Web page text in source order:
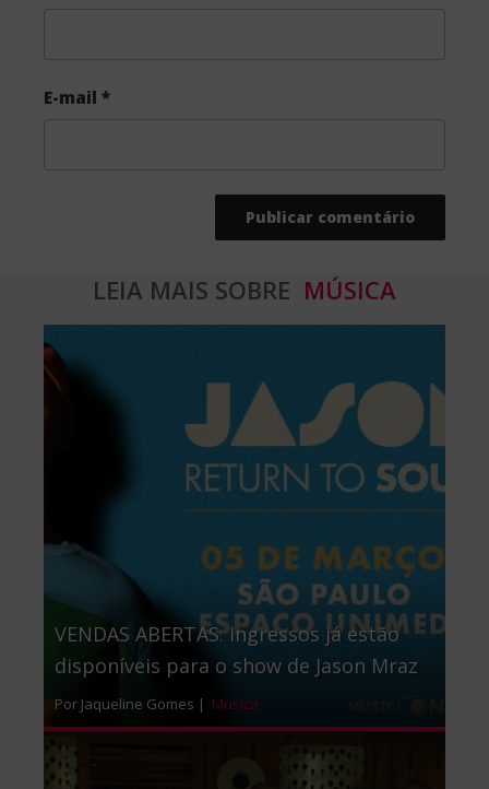
E-mail *
LEIA MAIS SOBRE MÚSICA
VENDAS ABERTAS: Ingressos já estão
disponíveis para o show de Jason Mraz
Por Jaqueline Gomes | Música